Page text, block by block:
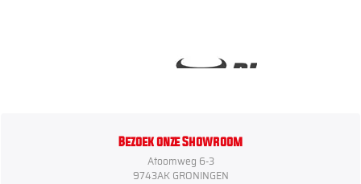
Bezoek onze Showroom
Atoomweg 6-3
9743AK GRONINGEN